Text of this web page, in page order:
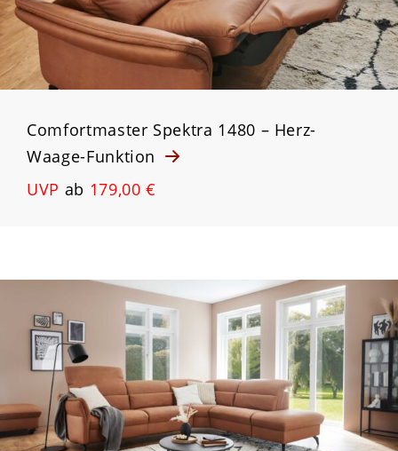
Comfortmaster Spektra 1480 – Herz-
Waage-Funktion
UVP ab 179,00 €